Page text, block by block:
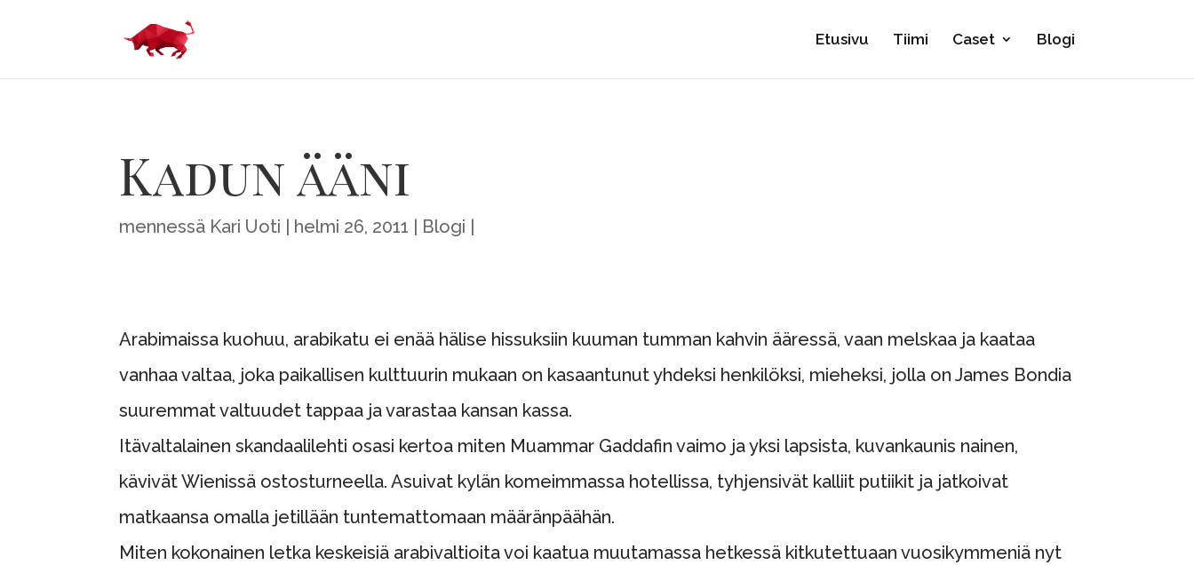
Etusivu Tiimi Caset Blogi
Kadun ääni
mennessä Kari Uoti helmi 26, 2011 Blogi
Arabimaissa kuohuu, arabikatu ei enää hälise hissuksiin kuuman tumman kahvin ääressä, vaan melskaa ja kaataa
vanhaa valtaa, joka paikallisen kulttuurin mukaan on kasaantunut yhdeksi henkilöksi, mieheksi, jolla on James Bondia
suuremmat valtuudet tappaa ja varastaa kansan kassa.
Itävaltalainen skandaalilehti osasi kertoa miten Muammar Gaddafin vaimo ja yksi lapsista, kuvankaunis nainen,
kävivät Wienissä ostosturneella. Asuivat kylän komeimmassa hotellissa, tyhjensivät kalliit putiikit ja jatkoivat
matkaansa omalla jetillään tuntemattomaan määränpäähän.
Miten kokonainen letka keskeisiä arabivaltioita voi kaatua muutamassa hetkessä kitkutettuaan vuosikymmeniä nyt